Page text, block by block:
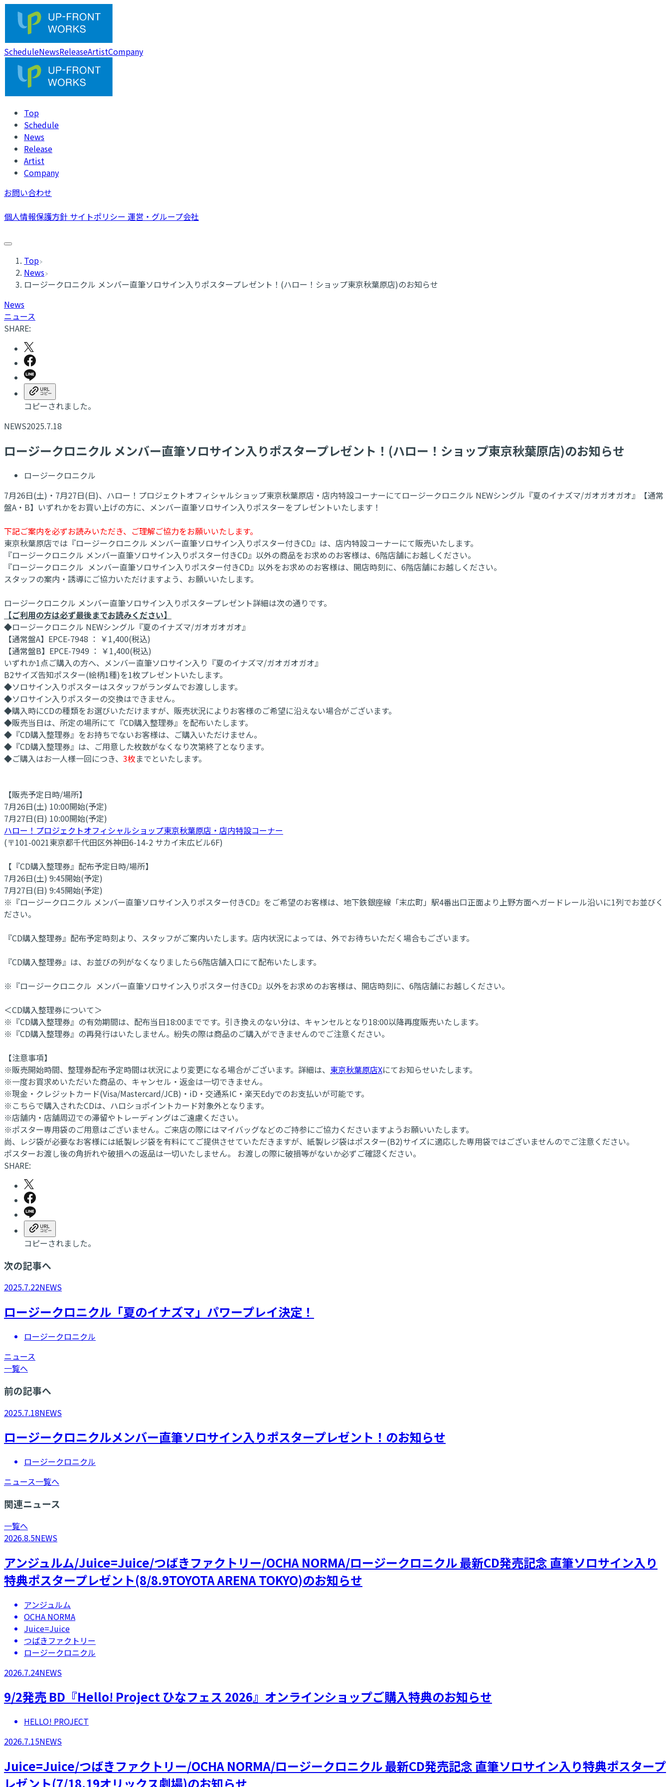
ScheduleNewsReleaseArtistCompany
Top
Schedule
News
Release
Artist
Company
お問い合わせ
個人情報保護方針 サイトポリシー 運営・グループ会社
Top
News
ロージークロニクル メンバー直筆ソロサイン入りポスタープレゼント！(ハロー！ショップ東京秋葉原店)のお知らせ
News
ニュース
SHARE:
コピーされました。
NEWS2025.7.18
ロージークロニクル メンバー直筆ソロサイン入りポスタープレゼント！(ハロー！ショップ東京秋葉原店)のお知らせ
ロージークロニクル
7月26日(土)・7月27日(日)、ハロー！プロジェクトオフィシャルショップ東京秋葉原店・店内特設コーナーにてロージークロニクル NEWシングル『夏のイナズマ/ガオガオガオ』【通常
盤A・B】いずれかをお買い上げの方に、メンバー直筆ソロサイン入りポスターをプレゼントいたします！
下記ご案内を必ずお読みいただき、ご理解ご協力をお願いいたします。
東京秋葉原店では『ロージークロニクル メンバー直筆ソロサイン入りポスター付きCD』は、店内特設コーナーにて販売いたします。
『ロージークロニクル メンバー直筆ソロサイン入りポスター付きCD』以外の商品をお求めのお客様は、6階店舗にお越しください。
『ロージークロニクル メンバー直筆ソロサイン入りポスター付きCD』以外をお求めのお客様は、開店時刻に、6階店舗にお越しください。
スタッフの案内・誘導にご協力いただけますよう、お願いいたします。
ロージークロニクル メンバー直筆ソロサイン入りポスタープレゼント詳細は次の通りです。
【ご利用の方は必ず最後までお読みください】
◆ロージークロニクル NEWシングル『夏のイナズマ/ガオガオガオ』
【通常盤A】EPCE-7948 ： ￥1,400(税込)
【通常盤B】EPCE-7949 ： ￥1,400(税込)
いずれか1点ご購入の方へ、メンバー直筆ソロサイン入り『夏のイナズマ/ガオガオガオ』
B2サイズ告知ポスター(絵柄1種)を1枚プレゼントいたします。
◆ソロサイン入りポスターはスタッフがランダムでお渡しします。
◆ソロサイン入りポスターの交換はできません。
◆購入時にCDの種類をお選びいただけますが、販売状況によりお客様のご希望に沿えない場合がございます。
◆販売当日は、所定の場所にて『CD購入整理券』を配布いたします。
◆『CD購入整理券』をお持ちでないお客様は、ご購入いただけません。
◆『CD購入整理券』は、ご用意した枚数がなくなり次第終了となります。
◆ご購入はお一人様一回につき、 3枚までといたします。
【販売予定日時/場所】
7月26日(土) 10:00開始(予定)
7月27日(日) 10:00開始(予定)
ハロー！プロジェクトオフィシャルショップ東京秋葉原店・店内特設コーナー
(〒101-0021東京都千代田区外神田6-14-2 サカイ末広ビル6F)
【『CD購入整理券』配布予定日時/場所】
7月26日(土) 9:45開始(予定)
7月27日(日) 9:45開始(予定)
※『ロージークロニクル メンバー直筆ソロサイン入りポスター付きCD』をご希望のお客様は、地下鉄銀座線「末広町」駅4番出口正面より上野方面へガードレール沿いに1列でお並びく
ださい。
『CD購入整理券』配布予定時刻より、スタッフがご案内いたします。店内状況によっては、外でお待ちいただく場合もございます。
『CD購入整理券』は、お並びの列がなくなりましたら6階店舗入口にて配布いたします。
※『ロージークロニクル メンバー直筆ソロサイン入りポスター付きCD』以外をお求めのお客様は、開店時刻に、6階店舗にお越しください。
＜CD購入整理券について＞
※『CD購入整理券』の有効期間は、配布当日18:00までです。引き換えのない分は、キャンセルとなり18:00以降再度販売いたします。
※『CD購入整理券』の再発行はいたしません。紛失の際は商品のご購入ができませんのでご注意ください。
【注意事項】
※販売開始時間、整理券配布予定時間は状況により変更になる場合がございます。詳細は、 東京秋葉原店Xにてお知らせいたします。
※一度お買求めいただいた商品の、キャンセル・返金は一切できません。
※現金・クレジットカード(Visa/Mastercard/JCB)・iD・交通系IC・楽天Edyでのお支払いが可能です。
※こちらで購入されたCDは、ハロショポイントカード対象外となります。
※店舗内・店舗周辺での滞留やトレーディングはご遠慮ください。
※ポスター専用袋のご用意はございません。ご来店の際にはマイバッグなどのご持参にご協力くださいますようお願いいたします。
尚、レジ袋が必要なお客様には紙製レジ袋を有料にてご提供させていただきますが、紙製レジ袋はポスター(B2)サイズに適応した専用袋ではございませんのでご注意ください。
ポスターお渡し後の角折れや破損への返品は一切いたしません。 お渡しの際に破損等がないか必ずご確認ください。
SHARE:
コピーされました。
次の記事へ
2025.7.22NEWS
ロージークロニクル「夏のイナズマ」パワープレイ決定！
ロージークロニクル
ニュース
一覧へ
前の記事へ
2025.7.18NEWS
ロージークロニクルメンバー直筆ソロサイン入りポスタープレゼント！のお知らせ
ロージークロニクル
ニュース一覧へ
関連ニュース
一覧へ
2026.8.5NEWS
アンジュルム/Juice=Juice/つばきファクトリー/OCHA NORMA/ロージークロニクル 最新CD発売記念 直筆ソロサイン入り
特典ポスタープレゼント(8/8.9TOYOTA ARENA TOKYO)のお知らせ
アンジュルム
OCHA NORMA
Juice=Juice
つばきファクトリー
ロージークロニクル
2026.7.24NEWS
9/2発売 BD『Hello! Project ひなフェス 2026』オンラインショップご購入特典のお知らせ
HELLO! PROJECT
2026.7.15NEWS
Juice=Juice/つばきファクトリー/OCHA NORMA/ロージークロニクル 最新CD発売記念 直筆ソロサイン入り特典ポスタープ
レゼント(7/18.19オリックス劇場)のお知らせ